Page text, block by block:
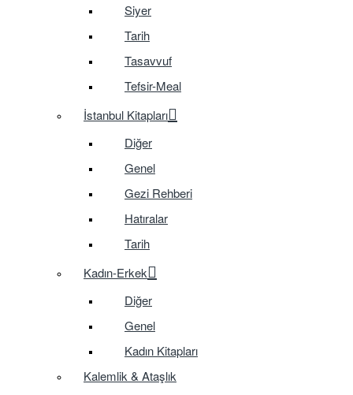
Siyer
Tarih
Tasavvuf
Tefsir-Meal
İstanbul Kitapları
Diğer
Genel
Gezi Rehberi
Hatıralar
Tarih
Kadın-Erkek
Diğer
Genel
Kadın Kitapları
Kalemlik & Ataşlık